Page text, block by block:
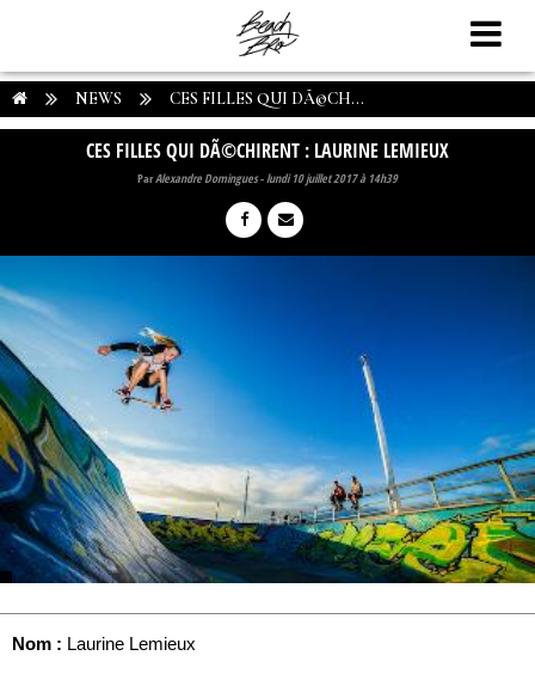
NEWS CES FILLES QUI DÃ©CH...
CES FILLES QUI DÃ©CHIRENT : LAURINE LEMIEUX
ParAlexandre Domingues-lundi 10 juillet 2017 à 14h39
Nom : Laurine Lemieux